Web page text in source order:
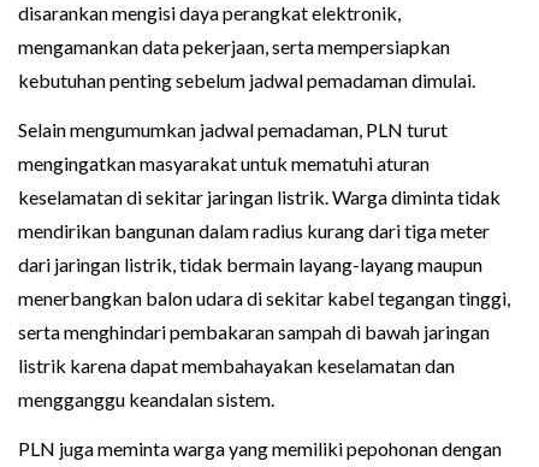
disarankan mengisi daya perangkat elektronik,
mengamankan data pekerjaan, serta mempersiapkan
kebutuhan penting sebelum jadwal pemadaman dimulai.
Selain mengumumkan jadwal pemadaman, PLN turut
mengingatkan masyarakat untuk mematuhi aturan
keselamatan di sekitar jaringan listrik. Warga diminta tidak
mendirikan bangunan dalam radius kurang dari tiga meter
dari jaringan listrik, tidak bermain layang-layang maupun
menerbangkan balon udara di sekitar kabel tegangan tinggi,
serta menghindari pembakaran sampah di bawah jaringan
listrik karena dapat membahayakan keselamatan dan
mengganggu keandalan sistem.
PLN juga meminta warga yang memiliki pepohonan dengan